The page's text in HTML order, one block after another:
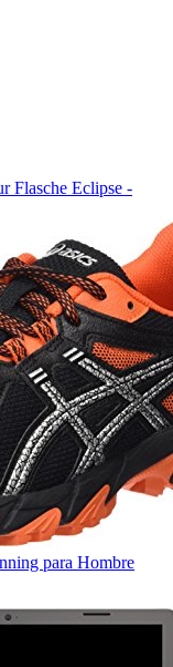
Flasche Eclipse -
para Hombre